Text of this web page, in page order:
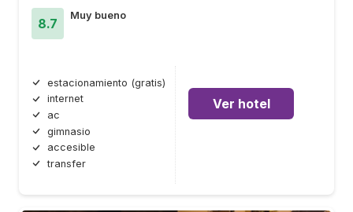
8.7
Muy bueno
estacionamiento (gratis)
internet
ac
gimnasio
accesible
transfer
Ver hotel